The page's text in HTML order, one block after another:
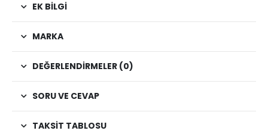
EK BILGI
MARKA
DEĞERLENDIRMELER (0)
SORU VE CEVAP
TAKSIT TABLOSU